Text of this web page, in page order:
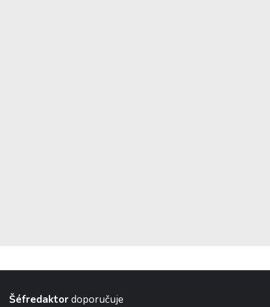
Šéfredaktordoporučuje